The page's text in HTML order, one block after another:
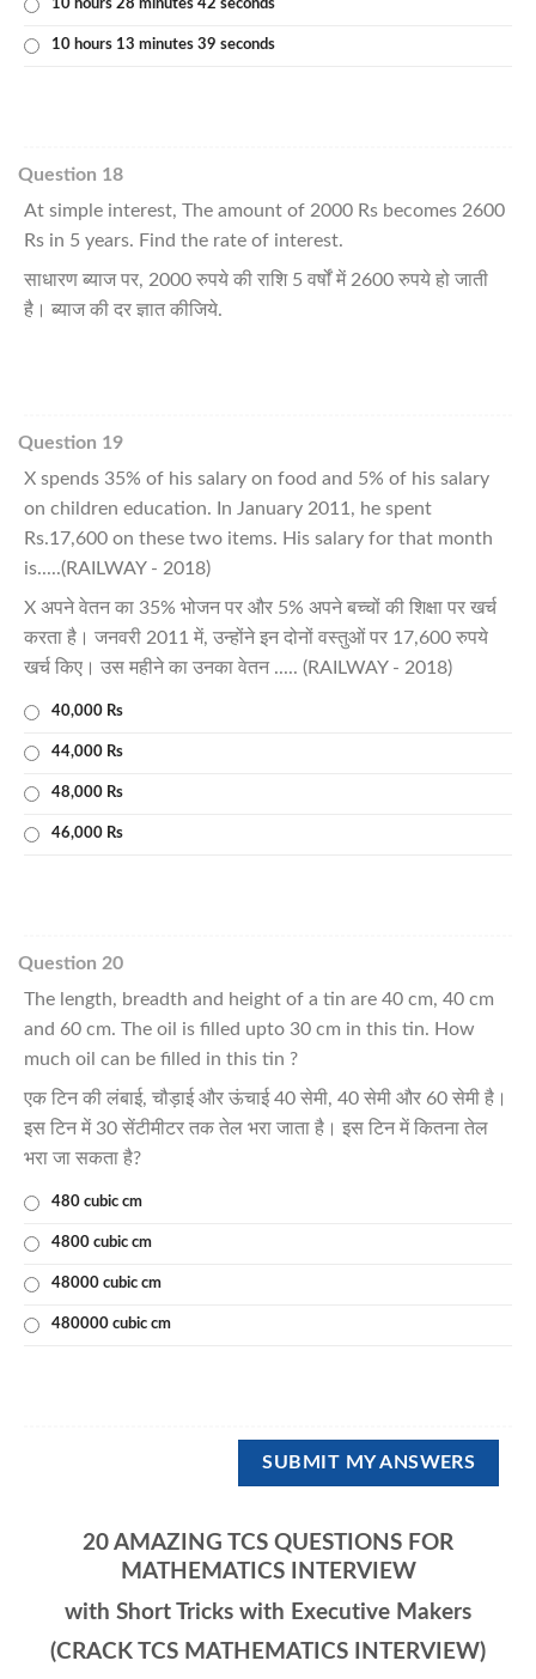
10 hours 28 minutes 42 seconds
10 hours 13 minutes 39 seconds
Question 18
At simple interest, The amount of 2000 Rs becomes 2600
Rs in 5 years. Find the rate of interest.
साधारण ब्याज पर, 2000 रुपये की राशि 5 वर्षों में 2600 रुपये हो जाती
है। ब्याज की दर ज्ञात कीजिये.
Question 19
X spends 35% of his salary on food and 5% of his salary
on children education. In January 2011, he spent
Rs.17,600 on these two items. His salary for that month
is.....(RAILWAY - 2018)
X अपने वेतन का 35% भोजन पर और 5% अपने बच्चों की शिक्षा पर खर्च
करता है। जनवरी 2011 में, उन्होंने इन दोनों वस्तुओं पर 17,600 रुपये
खर्च किए। उस महीने का उनका वेतन ..... (RAILWAY - 2018)
40,000 Rs
44,000 Rs
48,000 Rs
46,000 Rs
Question 20
The length, breadth and height of a tin are 40 cm, 40 cm
and 60 cm. The oil is filled upto 30 cm in this tin. How
much oil can be filled in this tin ?
एक टिन की लंबाई, चौड़ाई और ऊंचाई 40 सेमी, 40 सेमी और 60 सेमी है।
इस टिन में 30 सेंटीमीटर तक तेल भरा जाता है। इस टिन में कितना तेल
भरा जा सकता है?
480 cubic cm
4800 cubic cm
48000 cubic cm
480000 cubic cm
20 AMAZING TCS QUESTIONS FOR
MATHEMATICS INTERVIEW
with Short Tricks with Executive Makers
(CRACK TCS MATHEMATICS INTERVIEW)